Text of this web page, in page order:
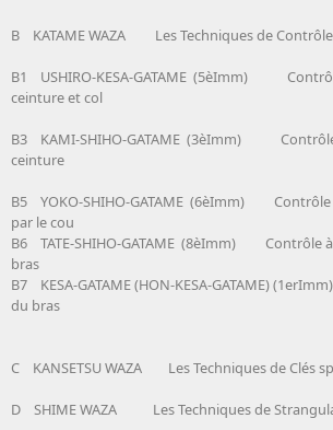
B KATAME WAZA Les Techniques de Contrôle
B1 USHIRO-KESA-GATAME (5èImm)
ceinture et col
B3 KAMI-SHIHO-GATAME (3èImm)
ceinture
B5 YOKO-SHIHO-GATAME (6èImm) Contrôle
par le cou
B6 TATE-SHIHO-GATAME (8èImm) Contrôle à
bras
B7 KESA-GATAME (HON-KESA-GATAME)
du bras
C KANSETSU WAZA Les Techniques de Clés
D SHIME WAZA Les Techniques de